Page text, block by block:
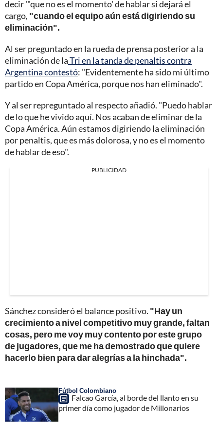
decir '"que no es el momento' de hablar si dejará el
cargo, "cuando el equipo aún está digiriendo su
eliminación".
Al ser preguntado en la rueda de prensa posterior a la
eliminación de laTri en la tanda de penaltis contra
Argentina contestó: "Evidentemente ha sido mi último
partido en Copa América, porque nos han eliminado".
Y al ser repreguntado al respecto añadió. "Puedo hablar
de lo que he vivido aquí. Nos acaban de eliminar de la
Copa América. Aún estamos digiriendo la eliminación
por penaltis, que es más dolorosa, y no es el momento
de hablar de eso".
PUBLICIDAD
Sánchez consideró el balance positivo. "Hay un
crecimiento a nivel competitivo muy grande, faltan
cosas, pero me voy muy contento por este grupo
de jugadores, que me ha demostrado que quiere
hacerlo bien para dar alegrías a la hinchada".
Fútbol Colombiano
Falcao García, al borde del llanto en su
primer día como jugador de Millonarios